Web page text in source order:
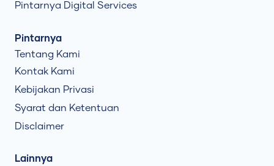
Pintarnya Digital Services
Pintarnya
Tentang Kami
Kontak Kami
Kebijakan Privasi
Syarat dan Ketentuan
Disclaimer
Lainnya